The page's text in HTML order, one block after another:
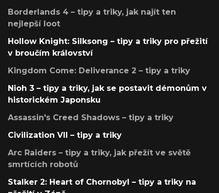
Borderlands 4 – tipy a triky, jak najít ten
nejlepší loot
Hollow Knight: Silksong – tipy a triky pro přežití
v broučím království
Kingdom Come: Deliverance 2 – tipy a triky
Nioh 3 – tipy a triky, jak se postavit démonům v
historickém Japonsku
Assassin's Creed Shadows – tipy a triky
Civilization VII – tipy a triky
Arc Raiders – tipy a triky, jak přežít ve světě
smrtících robotů
Stalker 2: Heart of Chornobyl – tipy a triky na